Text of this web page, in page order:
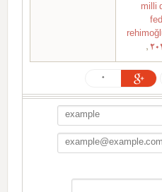
milli
,
0